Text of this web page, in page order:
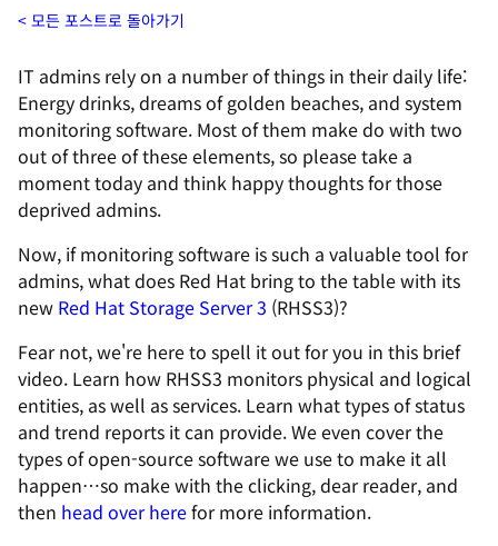
모든 포스트로 돌아가기
IT admins rely on a number of things in their daily life:
Energy drinks, dreams of golden beaches, and system
monitoring software. Most of them make do with two
out of three of these elements, so please take a
moment today and think happy thoughts for those
deprived admins.
Now, if monitoring software is such a valuable tool for
admins, what does Red Hat bring to the table with its
new Red Hat Storage Server 3 (RHSS3)?
Fear not, we're here to spell it out for you in this brief
video. Learn how RHSS3 monitors physical and logical
entities, as well as services. Learn what types of status
and trend reports it can provide. We even cover the
types of open-source software we use to make it all
happen…so make with the clicking, dear reader, and
then head over herefor more information.